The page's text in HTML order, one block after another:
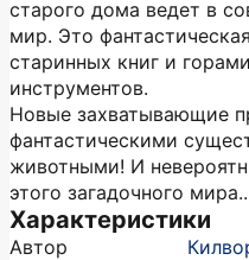
старого дома ведет в
мир. Это
старинных книг и
инструментов.
Новые захватывающие
фантастическими
животными! И
этого загадочного
Характеристики
Автор